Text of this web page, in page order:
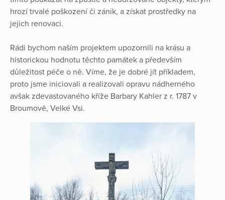
hrozí trvalé poškození či zánik, a získat prostředky na
jejich renovaci.
Rádi bychom naším projektem upozornili na krásu a
historickou hodnotu těchto památek a především
důležitost péče o ně. Víme, že je dobré jít příkladem,
proto jsme iniciovali a realizovali opravu nádherného
avšak zdevastovaného kříže Barbary Kahler z r. 1787 v
Broumově, Velké Vsi.